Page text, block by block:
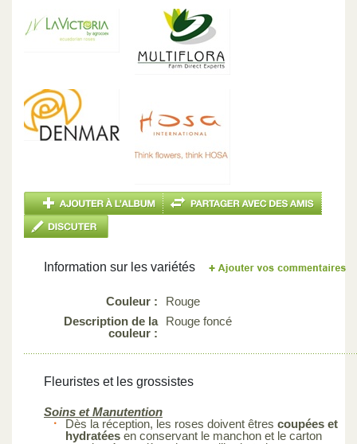
Information sur les variétés
Couleur :
Rouge
Description de la
couleur :
Rouge foncé
Fleuristes et les grossistes
Soins et Manutention
Dès la réception, les roses doivent êtres coupées et
hydratées en conservant le manchon et le carton